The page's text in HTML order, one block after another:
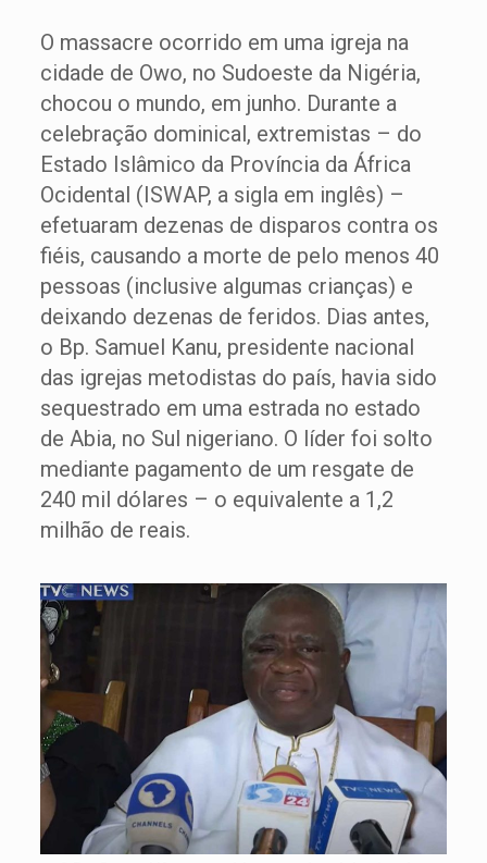
O massacre ocorrido em uma igreja na
cidade de Owo, no Sudoeste da Nigéria,
chocou o mundo, em junho. Durante a
celebração dominical, extremistas – do
Estado Islâmico da Província da África
Ocidental (ISWAP, a sigla em inglês) –
efetuaram dezenas de disparos contra os
fiéis, causando a morte de pelo menos 40
pessoas (inclusive algumas crianças) e
deixando dezenas de feridos. Dias antes,
o Bp. Samuel Kanu, presidente nacional
das igrejas metodistas do país, havia sido
sequestrado em uma estrada no estado
de Abia, no Sul nigeriano. O líder foi solto
mediante pagamento de um resgate de
240 mil dólares – o equivalente a 1,2
milhão de reais.